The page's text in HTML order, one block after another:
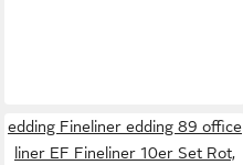
edding Fineliner edding 89 office
liner EF Fineliner 10er Set Rot,